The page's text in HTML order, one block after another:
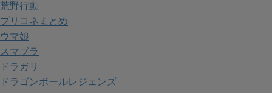
荒野行動
プリコネまとめ
ウマ娘
スマブラ
ドラガリ
ドラゴンボールレジェンズ